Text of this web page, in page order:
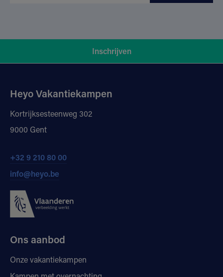
Inschrijven
Heyo Vakantiekampen
Kortrijksesteenweg 302
9000 Gent
+32 9 210 80 00
info@heyo.be
Ons aanbod
Onze vakantiekampen